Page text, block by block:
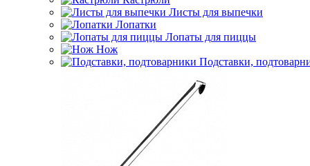
Листы для выпечки
Лопатки
Лопаты для пиццы
Нож
Подставки,